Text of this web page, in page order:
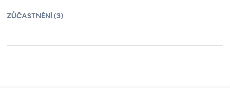
ZŮČASTNĚNÍ (3)